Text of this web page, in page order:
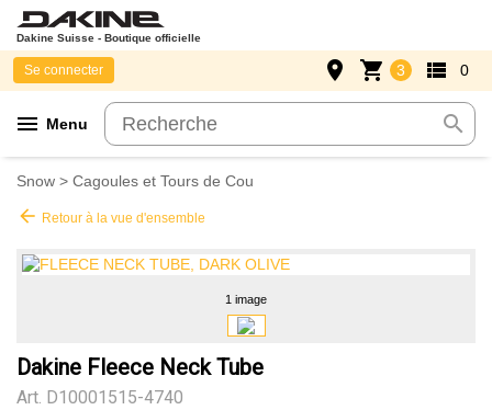
Dakine Suisse - Boutique officielle
menu Menu search
Se connecter place shopping_cart 3 view_list 0
Snow > Cagoules et Tours de Cou
arrow_back Retour à la vue d'ensemble
1 image
Dakine Fleece Neck Tube
Art. D10001515-4740